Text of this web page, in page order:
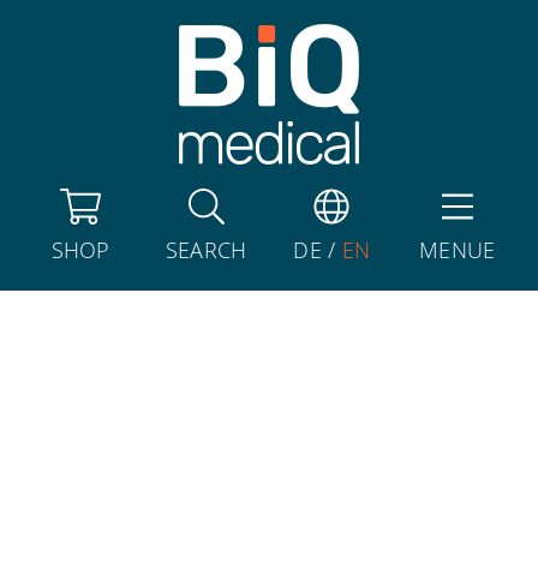
MENUE
DE / EN
SEARCH
SHOP